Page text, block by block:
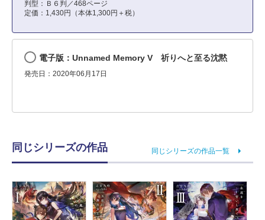
判型：Ｂ６判／468ページ
定価：1,430円（本体1,300円＋税）
電子版：Unnamed Memory V 祈りへと至る沈黙
発売日：2020年06月17日
同じシリーズの作品 同じシリーズの作品一覧